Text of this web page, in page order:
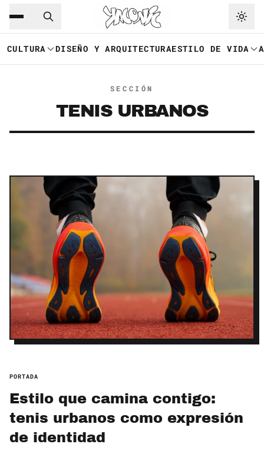
Saltar al contenido principal
CULTURA DISEÑO Y ARQUITECTURAESTILO DE VIDA
SECCIÓN
TENIS URBANOS
PORTADA
Estilo que camina contigo:
tenis urbanos como expresión
de identidad